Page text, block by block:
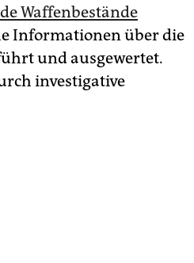
Waffenbestände
Informationen über die
und ausgewertet.
investigative